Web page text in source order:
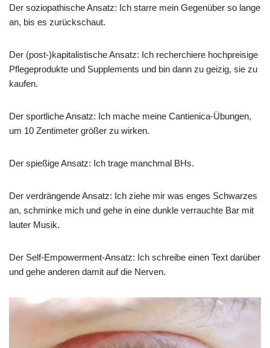
Der soziopathische Ansatz: Ich starre mein Gegenüber so lange
an, bis es zurückschaut.
Der (post-)kapitalistische Ansatz: Ich recherchiere hochpreisige
Pflegeprodukte und Supplements und bin dann zu geizig, sie zu
kaufen.
Der sportliche Ansatz: Ich mache meine Cantienica-Übungen,
um 10 Zentimeter größer zu wirken.
Der spießige Ansatz: Ich trage manchmal BHs.
Der verdrängende Ansatz: Ich ziehe mir was enges Schwarzes
an, schminke mich und gehe in eine dunkle verrauchte Bar mit
lauter Musik.
Der Self-Empowerment-Ansatz: Ich schreibe einen Text darüber
und gehe anderen damit auf die Nerven.